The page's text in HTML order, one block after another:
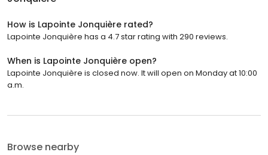
How is Lapointe Jonquière rated?
Lapointe Jonquière has a 4.7 star rating with 290 reviews.
When is Lapointe Jonquière open?
Lapointe Jonquière is closed now. It will open on Monday at 10:00
a.m.
Browse nearby